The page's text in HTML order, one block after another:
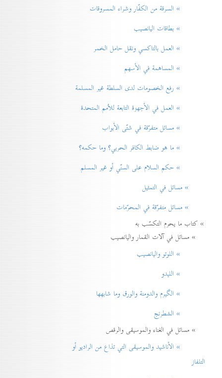
» السرقة من الكفّار وشراء المسروقات
» بطاقات اليانصيب
» العمل بالتاكسي ونقل حامل الخمر
» المساهمة في الأسهم
» رفع الخصومات لدی السلطة غير المسلمة
» العمل في الأجهزة التابعة للاُمم المتحدة
» مسائل متفرّقة في شتّی الأبواب
» ما هو ضابط الكافر الحربي؟ وما حكمه؟
» حكم السلام علی السنّي أو غير المسلم
» مسائل في التمثيل
» مسائل متفرّقة في المحرّمات
» كتاب ما يحرم التكسّب به
» مسائل في آلات القمار واليانصيب
» اللوتو واليانصيب
» الليدو
» الگيرم والدومنة والورق وما شابهها
» الشطرنج
» مسائل في الغناء والموسيقى والرقص
» الأناشيد والموسيقی التي تذاع من الراديو أو
التلفاز